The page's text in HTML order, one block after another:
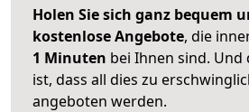
Holen Sie sich ganz bequem
kostenlose Angebote, die
1 Minuten bei Ihnen sind. Und
ist, dass all dies zu
angeboten werden.